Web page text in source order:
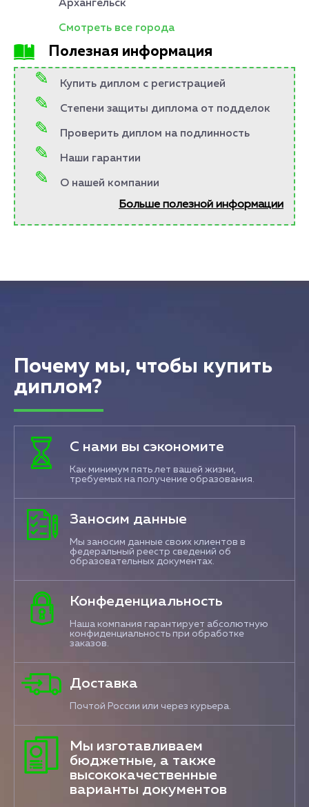
Архангельск
Смотреть все города
Полезная информация
Купить диплом с регистрацией
Степени защиты диплома от подделок
Проверить диплом на подлинность
Наши гарантии
О нашей компании
Больше полезной информации
Почему мы, чтобы купить
диплом?
С нами вы сэкономите
Как минимум пять лет вашей жизни,
требуемых на получение образования.
Заносим данные
Мы заносим данные своих клиентов в
федеральный реестр сведений об
образовательных документах.
Конфеденциальность
Наша компания гарантирует абсолютную
конфиденциальность при обработке
заказов.
Доставка
Почтой России или через курьера.
Мы изготавливаем
бюджетные, а также
высококачественные
варианты документов